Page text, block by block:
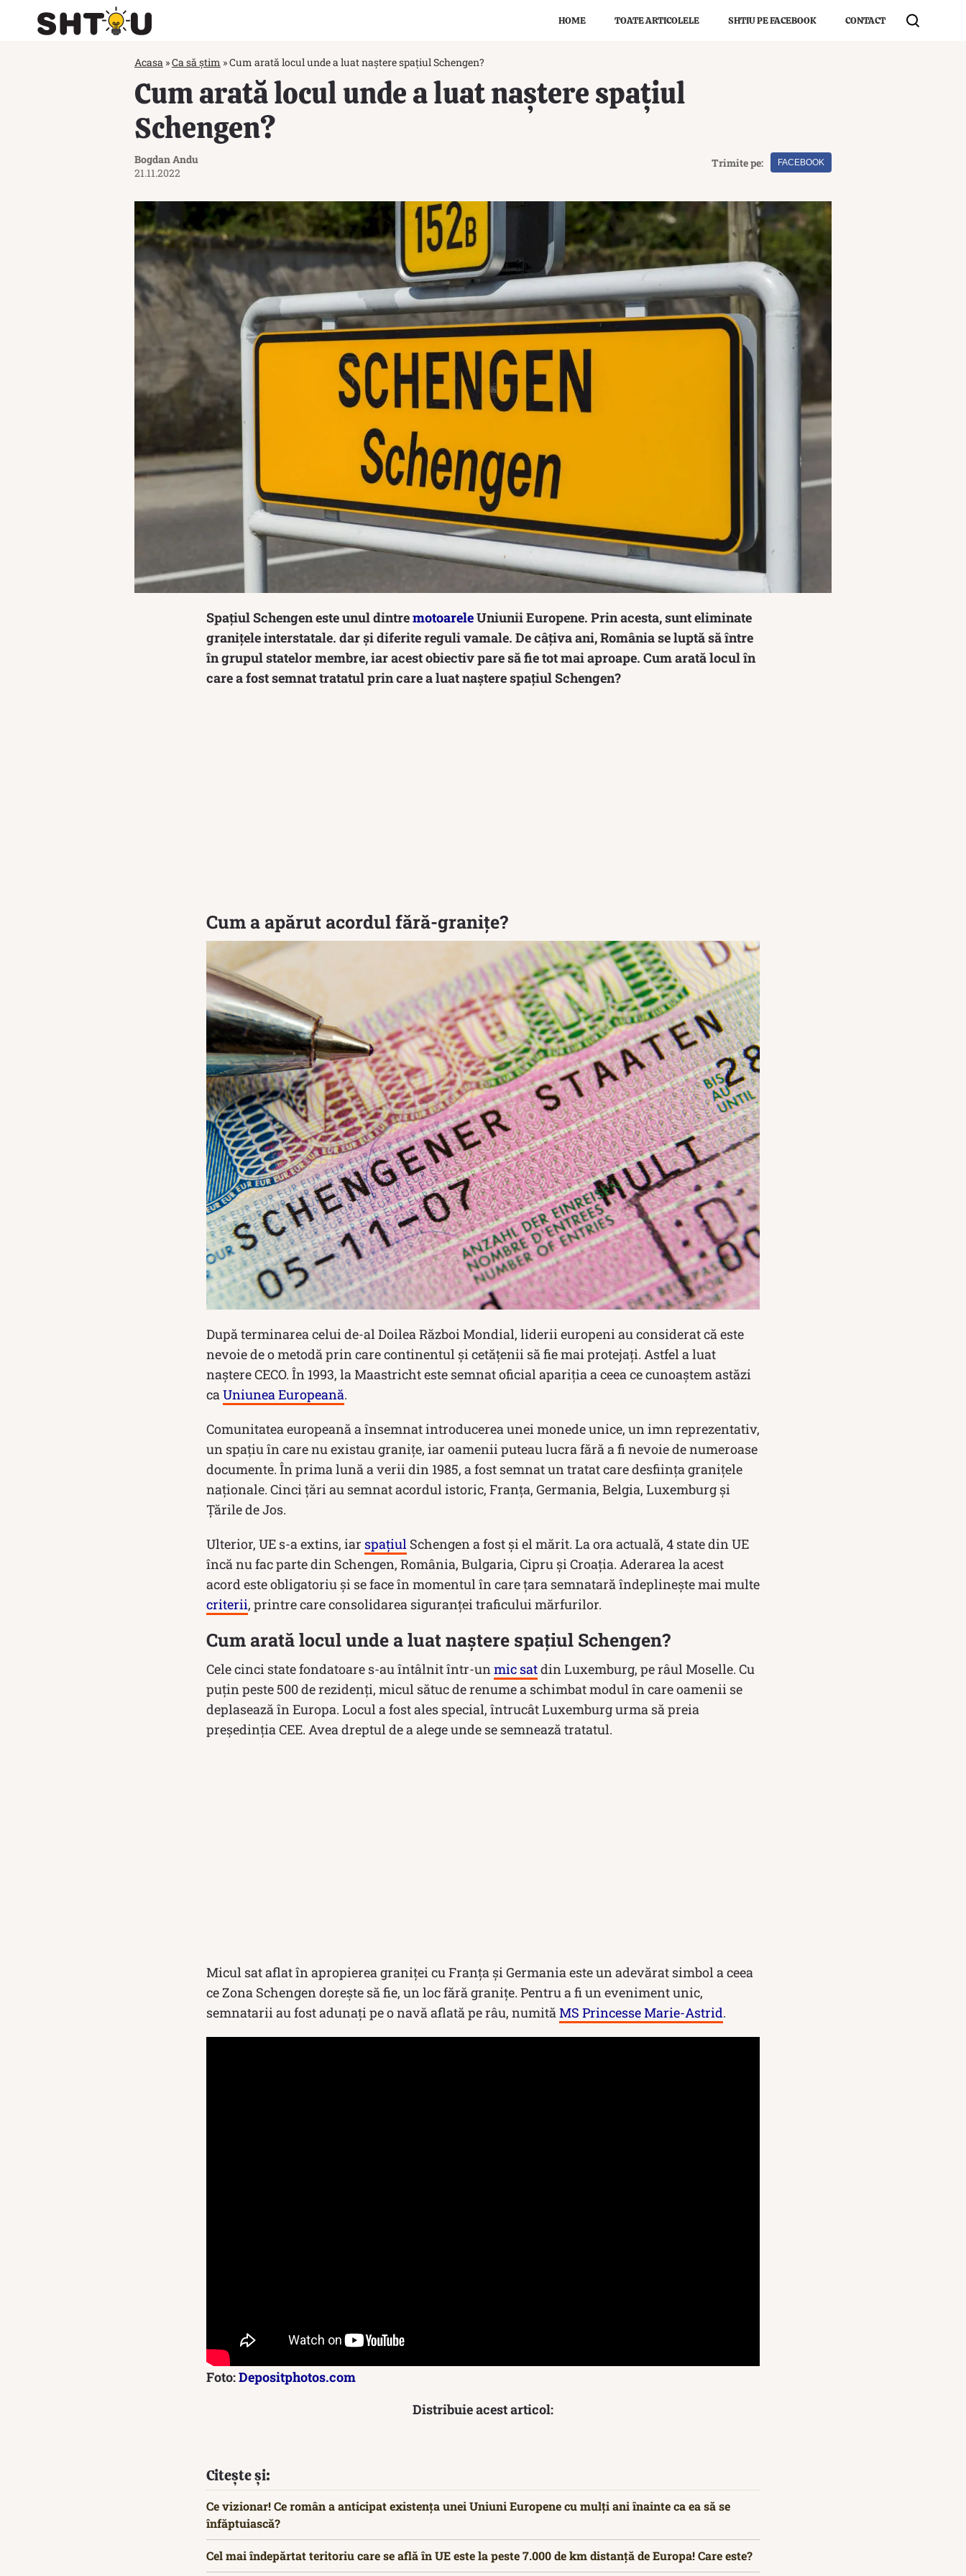
HOME TOATE ARTICOLELE SHTIU PE FACEBOOK CONTACT
Acasa »Ca să știm »Cum arată locul unde a luat naștere spațiul Schengen?
Cum arată locul unde a luat naștere spațiul
Schengen?
Bogdan Andu
21.11.2022
Trimite pe: FACEBOOK
Spațiul Schengen este unul dintremotoareleUniunii Europene. Prin acesta, sunt eliminate
granițele interstatale. dar și diferite reguli vamale. De câțiva ani, România se luptă să între
în grupul statelor membre, iar acest obiectiv pare să fie tot mai aproape. Cum arată locul în
care a fost semnat tratatul prin care a luat naștere spațiul Schengen?
Cum a apărut acordul fără-granițe?
După terminarea celui de-al Doilea Război Mondial, liderii europeni au considerat că este
nevoie de o metodă prin care continentul și cetățenii să fie mai protejați. Astfel a luat
naștere CECO. În 1993, la Maastricht este semnat oficial apariția a ceea ce cunoaștem astăzi
caUniunea Europeană.
Comunitatea europeană a însemnat introducerea unei monede unice, un imn reprezentativ,
un spațiu în care nu existau granițe, iar oamenii puteau lucra fără a fi nevoie de numeroase
documente. În prima lună a verii din 1985, a fost semnat un tratat care desființa granițele
naționale. Cinci țări au semnat acordul istoric, Franța, Germania, Belgia, Luxemburg și
Țările de Jos.
Ulterior, UE s-a extins, iar spațiul Schengen a fost și el mărit. La ora actuală, 4 state din UE
încă nu fac parte din Schengen, România, Bulgaria, Cipru și Croația. Aderarea la acest
acord este obligatoriu și se face în momentul în care țara semnatară îndeplinește mai multe
criterii, printre care consolidarea siguranței traficului mărfurilor.
Cum arată locul unde a luat naștere spațiul Schengen?
Cele cinci state fondatoare s-au întâlnit într-unmic satdin Luxemburg, pe râul Moselle. Cu
puțin peste 500 de rezidenți, micul sătuc de renume a schimbat modul în care oamenii se
deplasează în Europa. Locul a fost ales special, întrucât Luxemburg urma să preia
președinția CEE. Avea dreptul de a alege unde se semnează tratatul.
Micul sat aflat în apropierea graniței cu Franța și Germania este un adevărat simbol a ceea
ce Zona Schengen dorește să fie, un loc fără granițe. Pentru a fi un eveniment unic,
semnatarii au fost adunați pe o navă aflată pe râu, numităMS Princesse Marie-Astrid.
Foto:Depositphotos.com
Distribuie acest articol:
Citește și:
Ce vizionar! Ce român a anticipat existența unei Uniuni Europene cu mulți ani înainte ca ea să se
înfăptuiască?
Cel mai îndepărtat teritoriu care se află în UE este la peste 7.000 de km distanță de Europa! Care este?